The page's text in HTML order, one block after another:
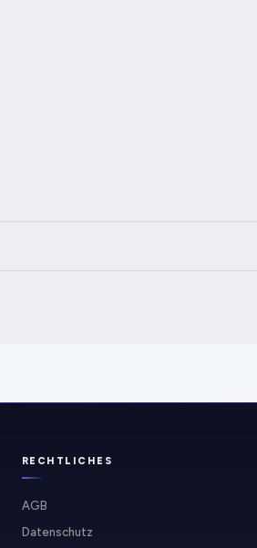
RECHTLICHES
AGB
Datenschutz